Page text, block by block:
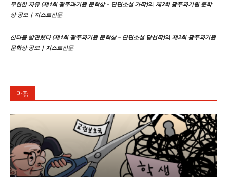
무한한 자유 (제1회 광주과기원 문학상 – 단편소설 가작)의 제2회 광주과기원 문학
상 공모 | 지스트신문
산타를 발견했다 (제1회 광주과기원 문학상 – 단편소설 당선작)의 제2회 광주과기원
문학상 공모 | 지스트신문
만평